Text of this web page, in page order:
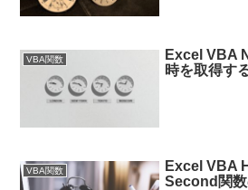
VBA関数
Excel VBA
時を取得す
VBA関数
Excel VBA
Second関